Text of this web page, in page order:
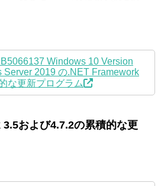
Windows 10 Version
Server 2019 の.NET Framework
な更新プログラム
および4.7.2の累積的な更